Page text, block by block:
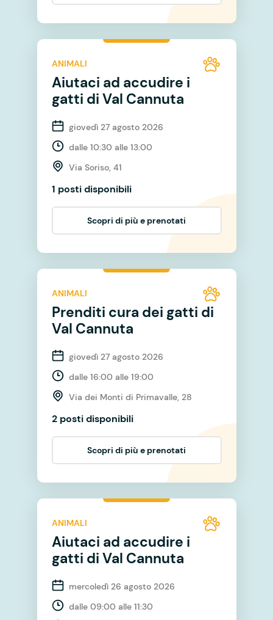
ANIMALI
Aiutaci ad accudire i
gatti di Val Cannuta
giovedì 27 agosto 2026
dalle 10:30 alle 13:00
Via Soriso, 41
1 posti disponibili
Scopri di più e prenotati
ANIMALI
Prenditi cura dei gatti di
Val Cannuta
giovedì 27 agosto 2026
dalle 16:00 alle 19:00
Via dei Monti di Primavalle, 28
2 posti disponibili
Scopri di più e prenotati
ANIMALI
Aiutaci ad accudire i
gatti di Val Cannuta
mercoledì 26 agosto 2026
dalle 09:00 alle 11:30